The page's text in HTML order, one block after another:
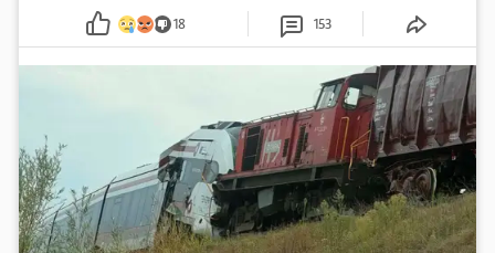
18 153